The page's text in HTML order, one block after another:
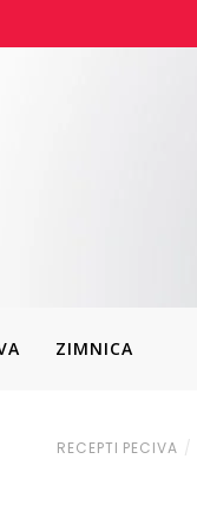
ZIMNICA
RECEPTI PECIVA